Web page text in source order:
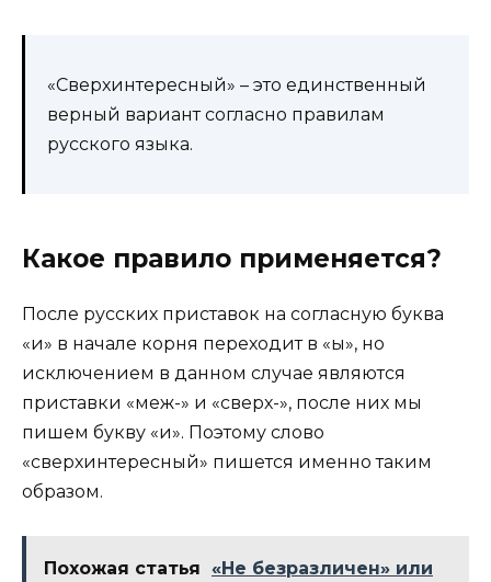
«Сверхинтересный» – это единственный
верный вариант согласно правилам
русского языка.
Какое правило применяется?
После русских приставок на согласную буква
«и» в начале корня переходит в «ы», но
исключением в данном случае являются
приставки «меж-» и «сверх-», после них мы
пишем букву «и». Поэтому слово
«сверхинтересный» пишется именно таким
образом.
Похожая статья
«Не безразличен» или